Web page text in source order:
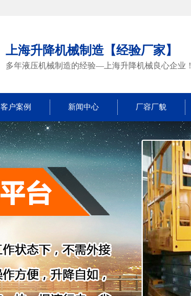
上海升降机械制造【经验厂家】
多年液压机械制造的经验—上海升降机械良心企业！
客户案例 新闻中心 厂容厂貌